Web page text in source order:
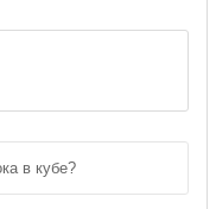
в кубе?